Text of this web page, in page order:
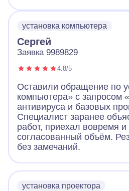
установка компьютера
Сергей
Заявка 9989829
4.8/5
Оставили обращение по
компьютера» с запросом
антивируса и базовых
Специалист заранее
работ, приехал вовремя
согласованный объём.
без замечаний.
установка проектора